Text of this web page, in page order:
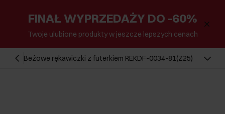
FINAŁ WYPRZEDAŻY DO -60%
Twoje ulubione produkty w jeszcze lepszych cenach
Beżowe rękawiczki z futerkiem REKDF-0034-81(Z25)